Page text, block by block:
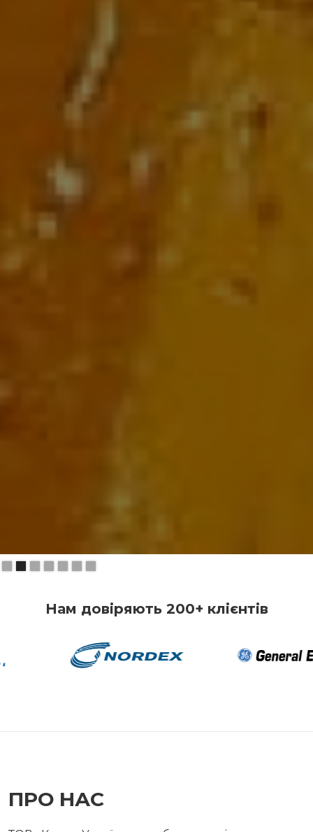
Slide 2 of 7.
Нам довіряють 200+ клієнтів
ПРО НАС